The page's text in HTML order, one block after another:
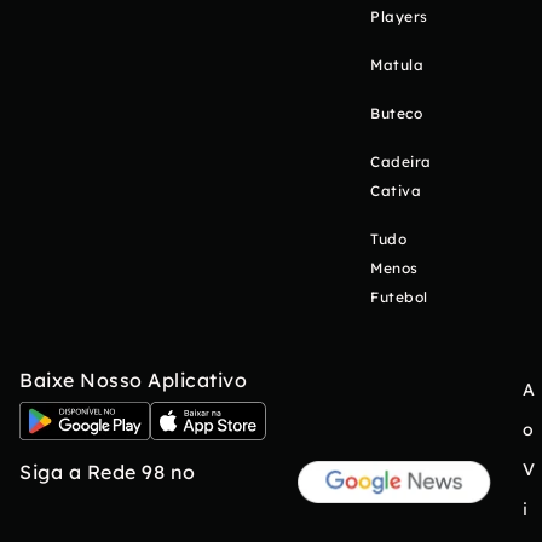
Players
Matula
Buteco
Cadeira
Cativa
Tudo
Menos
Futebol
Baixe Nosso Aplicativo
Siga a Rede 98 no
A
o
V
i